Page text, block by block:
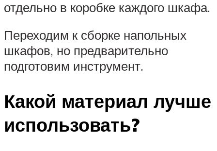
отдельно в коробке каждого шкафа.
Переходим к сборке напольных
шкафов, но предварительно
подготовим инструмент.
Какой материал лучше
использовать?